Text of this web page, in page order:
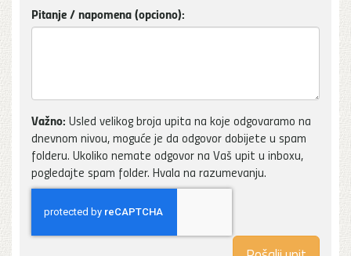
Pitanje / napomena (opciono):
Važno: Usled velikog broja upita na koje odgovaramo na
dnevnom nivou, moguće je da odgovor dobijete u spam
folderu. Ukoliko nemate odgovor na Vaš upit u inboxu,
pogledajte spam folder. Hvala na razumevanju.